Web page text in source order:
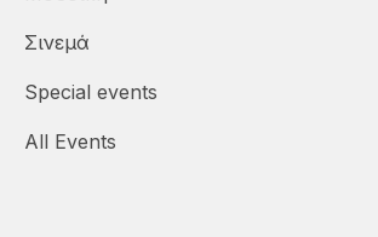
Σινεμά
Special events
All Events